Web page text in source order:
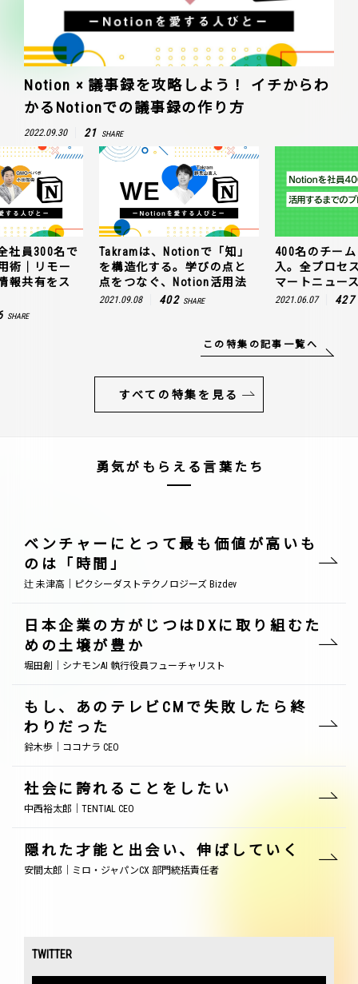
Notion × 議事録を攻略しよう！ イチからわ
かるNotionでの議事録の作り方
2022.09.30 21 SHARE
社員300名で
術｜リモー
報共有をス
SHARE
Takramは、Notionで「知」
を構造化する。学びの点と
点をつなぐ、Notion活用法
2021.09.08 402 SHARE
400名のチー
入。全プロセ
マートニュー
2021.06.07 427
この特集の記事一覧へ
すべての特集を見る
勇気がもらえる言葉たち
ベンチャーにとって最も価値が高いも
のは「時間」
辻 未津高｜ピクシーダストテクノロジーズ Bizdev
日本企業の方がじつはDXに取り組むた
めの土壌が豊か
堀田創｜シナモンAI 執行役員フューチャリスト
もし、あのテレビCMで失敗したら終
わりだった
鈴木歩｜ココナラ CEO
社会に誇れることをしたい
中西裕太郎｜TENTIAL CEO
隠れた才能と出会い、伸ばしていく
安間太郎｜ミロ・ジャパンCX 部門統括責任者
TWITTER